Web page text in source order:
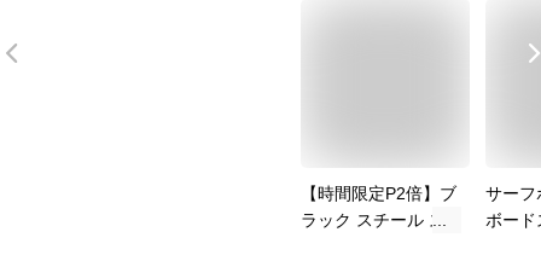
【時間限定P2倍】ブ
ラック スチール ス
サーフ
ボード